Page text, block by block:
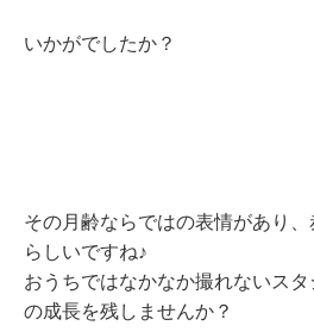
いかがでしたか？
その月齢ならではの表情があり
らしいですね♪
おうちではなかなか撮れないス
の成長を残しませんか？